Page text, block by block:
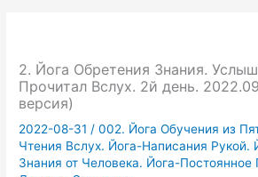
2. Йога Обретения Знания.
Прочитал Вслух. 2й день.
версия)
2022-08-31 /002. Йога Обучения из
Чтения Вслух. Йога-Написания Рукой.
Знания от Человека. Йога-